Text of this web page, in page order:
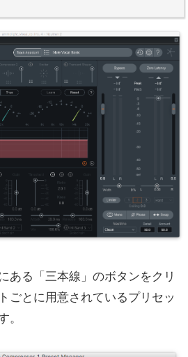
ある「三本線」のボタンをクリ
ごとに用意されているプリセッ
。